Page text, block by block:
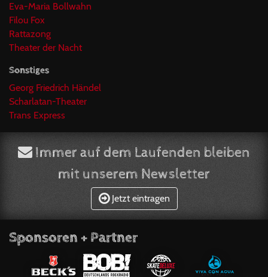
Eva-Maria Bollwahn
Filou Fox
Rattazong
Theater der Nacht
Sonstiges
Georg Friedrich Händel
Scharlatan-Theater
Trans Express
Immer auf dem Laufenden bleiben
mit unserem Newsletter
Jetzt eintragen
Sponsoren + Partner